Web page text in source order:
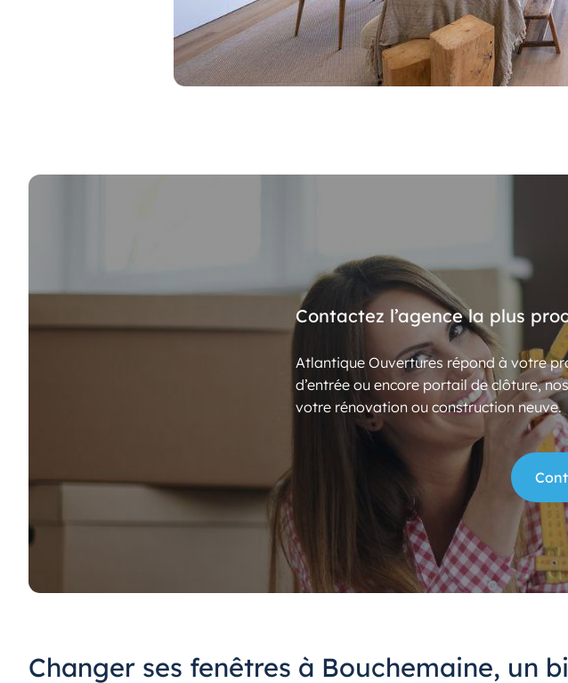
Contactez l’agence la plus
Atlantique Ouvertures répond à votre
d’entrée ou encore portail de clôture,
votre rénovation ou construction neuve.
Changer ses fenêtres à Bouchemaine, un